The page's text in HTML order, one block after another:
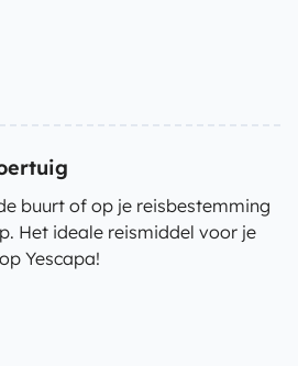
buurt of op je reisbestemming
Het ideale reismiddel voor je
Yescapa!